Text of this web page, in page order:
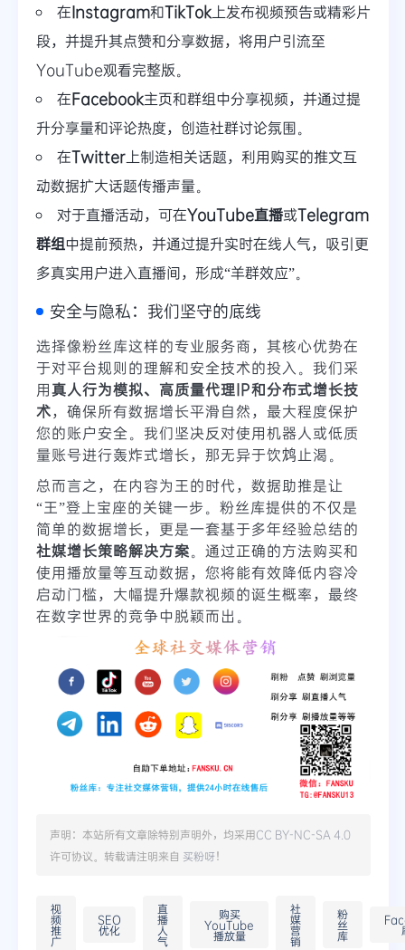
在Instagram和TikTok 上发布视频预告或精彩片
段，并提升其点赞和分享数据，将用户引流至
YouTube观看完整版。
在Facebook主页和群组中分享视频，并通过提
升分享量和评论热度，创造社群讨论氛围。
在Twitter 上制造相关话题，利用购买的推文互
动数据扩大话题传播声量。
对于直播活动，可在YouTube直播或Telegram
群组中提前预热，并通过提升实时在线人气，吸引更
多真实用户进入直播间，形成“羊群效应”。
安全与隐私：我们坚守的底线
选择像粉丝库这样的专业服务商，其核心优势在
于对平台规则的理解和安全技术的投入。我们采
用真人行为模拟、高质量代理IP和分布式增长技
术，确保所有数据增长平滑自然，最大程度保护
您的账户安全。我们坚决反对使用机器人或低质
量账号进行轰炸式增长，那无异于饮鸩止渴。
总而言之，在内容为王的时代，数据助推是让
“王”登上宝座的关键一步。粉丝库提供的不仅是
简单的数据增长，更是一套基于多年经验总结的
社媒增长策略解决方案。通过正确的方法购买和
使用播放量等互动数据，您将能有效降低内容冷
启动门槛，大幅提升爆款视频的诞生概率，最终
在数字世界的竞争中脱颖而出。
声明：本站所有文章除特别声明外，均采用CC BY-NC-SA 4.0
许可协议。转载请注明来自 买粉呀！
视
频
推
广
SEO
优化
直
播
人
气
购买
YouTube
播放量
社
媒
营
销
粉
丝
库